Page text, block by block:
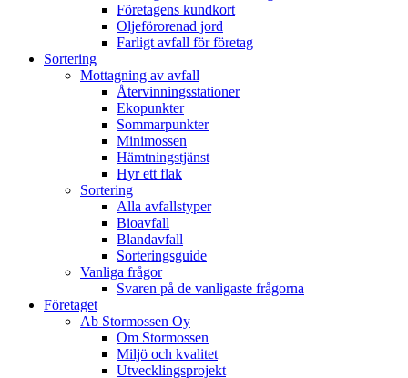
Företagens kundkort
Oljeförorenad jord
Farligt avfall för företag
Sortering
Mottagning av avfall
Återvinningsstationer
Ekopunkter
Sommarpunkter
Minimossen
Hämtningstjänst
Hyr ett flak
Sortering
Alla avfallstyper
Bioavfall
Blandavfall
Sorteringsguide
Vanliga frågor
Svaren på de vanligaste frågorna
Företaget
Ab Stormossen Oy
Om Stormossen
Miljö och kvalitet
Utvecklingsprojekt